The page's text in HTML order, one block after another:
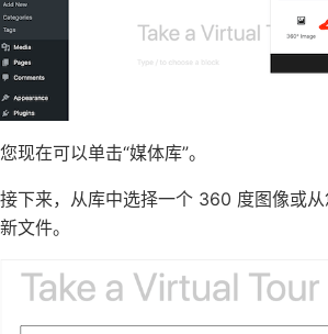
您现在可以单击“媒体库”。
接下来，从库中选择一个 360 度图像或
新文件。